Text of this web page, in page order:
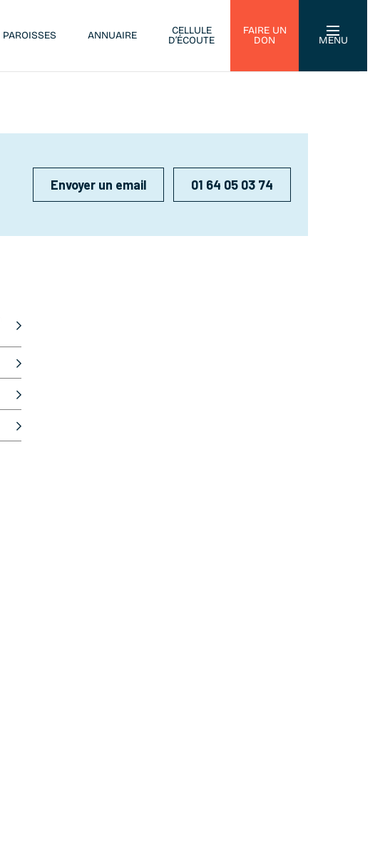
PAROISSES ANNUAIRE
CELLULE
D’ÉCOUTE
FAIRE UN
DON
MENU
Envoyer un email 01 64 05 03 74